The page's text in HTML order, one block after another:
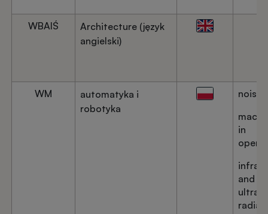
WBAIŚ
Architecture (język
angielski)
WM
automatyka i
robotyka
noise
in
and